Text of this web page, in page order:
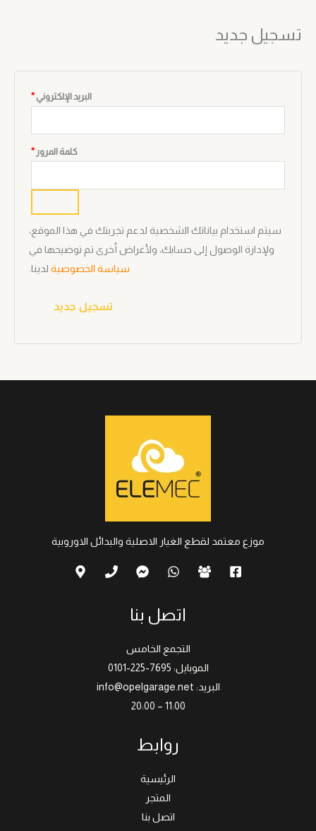
تسجيل جديد
البريد الإلكتروني *
كلمة المرور *
سيتم استخدام بياناتك الشخصية لدعم تجربتك في هذا الموقع،
ولإدارة الوصول إلى حسابك، ولأغراض أخرى تم توضيحها في
سياسة الخصوصية لدينا.
تسجيل جديد
موزع معتمد لقطع الغيار الاصلية والبدائل الاوروبية
اتصل بنا
التجمع الخامس
الموبايل: 7695-225-0101
البريد: info@opelgarage.net
11:00 – 20:00
روابط
الرئيسية
المتجر
اتصل بنا